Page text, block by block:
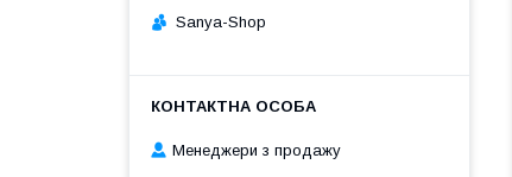
Sanya-Shop
Менеджери з продажу